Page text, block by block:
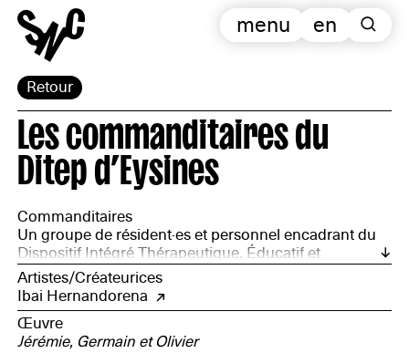
Retour
en
menu
Les commanditaires du
Ditep d’Eysines
Commanditaires
Un groupe de résident·es et personnel encadrant du
Dispositif Intégré Thérapeutique, Éducatif et
Pédagogique d'Eysines : Bernard Marteau, François
Bonnafous, Françoise Rostrenne, Alain Chambord,
Violette, Olivier Bonat, Jérémie Rouzoul, Germain
Kabongo, Cyril Dupont
Artistes/Créateurices
Ibai Hernandorena
Œuvre
Jérémie, Germain et Olivier